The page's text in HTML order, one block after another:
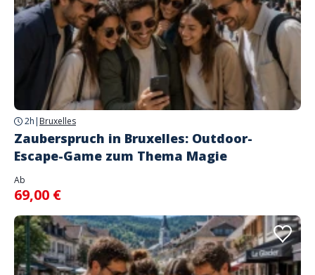
2h | Bruxelles
Zauberspruch in Bruxelles: Outdoor-
Escape-Game zum Thema Magie
Ab
69,00 €